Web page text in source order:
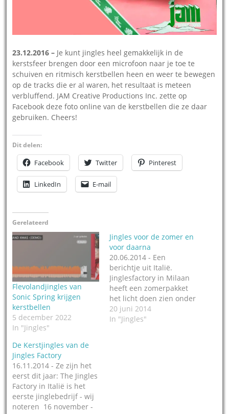
23.12.2016 – Je kunt jingles heel gemakkelijk in de
kerstsfeer brengen door een microfoon naar je toe te
schuiven en ritmisch kerstbellen heen en weer te bewegen
op de tracks die er al waren, het resultaat is meteen
verbluffend. JAM Creative Productions Inc. zette op
Facebook deze foto online van de kerstbellen die ze daar
gebruiken. Cheers!
Dit delen:
Facebook Twitter Pinterest
LinkedIn E-mail
Gerelateerd
Flevolandjingles van
Sonic Spring krijgen
kerstbellen
5 december 2022
In "Jingles"
Jingles voor de zomer en
voor daarna
20.06.2014 - Een
berichtje uit Italië.
Jinglesfactory in Milaan
heeft een zomerpakket
het licht doen zien onder
de naam Pop rock
summer jingles. Met
20 juni 2014
In "Jingles"
De Kerstjingles van de
Jingles Factory
16.11.2014 - Ze zijn het
eerst dit jaar: The Jingles
Factory in Italië is het
eerste jinglebedrijf - wij
noteren 16 november -